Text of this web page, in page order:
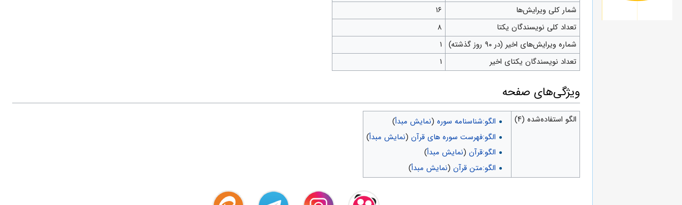
شمار کلی ویرایش‌ها
۱۶
تعداد کلی نویسندگان یکتا
۸
شماره ویرایش‌های اخیر (در ۹۰ روز گذشته)
۱
تعداد نویسندگان یکتای اخیر
۱
ويژگی‌های صفحه
الگو استفاده‌شده (۴) الگو:شناسنامه سوره(نمایش مبدأ)
الگو:فهرست سوره های قرآن(نمایش مبدأ)
الگو:قرآن(نمایش مبدأ)
الگو:متن قرآن(نمایش مبدأ)